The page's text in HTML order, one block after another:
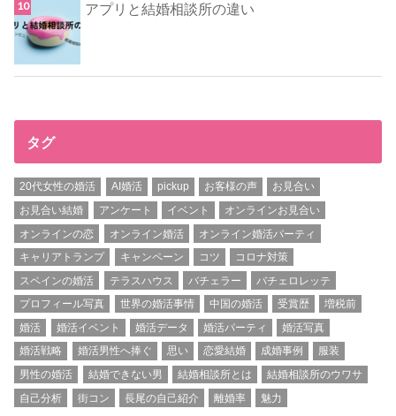
アプリと結婚相談所の違い
タグ
20代女性の婚活 AI婚活 pickup お客様の声
お見合い
お見合い結婚
アンケート イベント
オンラインお見合い
オンラインの恋
オンライン婚活
オンライン婚活パーティ
キャリアトランプ
キャンペーン コツ
コロナ対策
スペインの婚活
テラスハウス バチェラー
バチェロレッテ
プロフィール写真
世界の婚活事情 中国の婚活 受賞歴
増税前
婚活
婚活イベント 婚活データ 婚活パーティ
婚活写真
婚活戦略
婚活男性へ捧ぐ 思い 恋愛結婚 成婚事例
服装
男性の婚活
結婚できない男 結婚相談所とは
結婚相談所のウワサ
自己分析
街コン 長尾の自己紹介 離婚率 魅力